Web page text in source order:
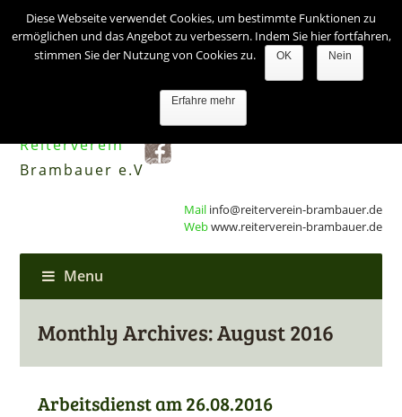
Reiterverein
Brambauer e.V
Mail info@reiterverein-brambauer.de
Webwww.reiterverein-brambauer.de
Menu
Monthly Archives: August 2016
Arbeitsdienst am 26.08.2016
Diese Webseite verwendet Cookies, um bestimmte Funktionen zu
ermöglichen und das Angebot zu verbessern. Indem Sie hier fortfahren,
stimmen Sie der Nutzung von Cookies zu.
OK Nein
Erfahre mehr